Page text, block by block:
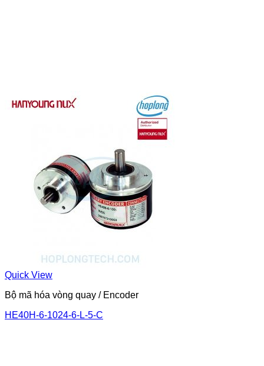
Quick View
Bộ mã hóa vòng quay / Encoder
HE40H-6-1024-6-L-5-C